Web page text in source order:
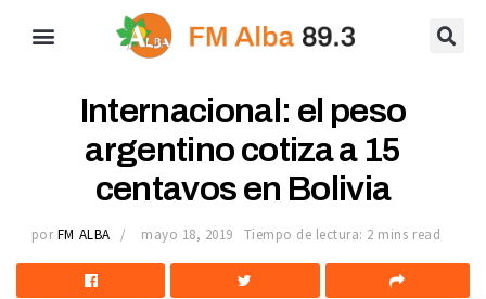
Internacional: el peso
argentino cotiza a 15
centavos en Bolivia
por FM ALBA mayo 18, 2019 Tiempo de lectura: 2 mins read